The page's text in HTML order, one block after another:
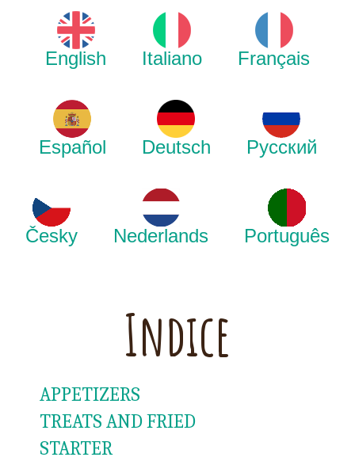
English Italiano Français
Español Deutsch Русский
Česky Nederlands Português
Indice
APPETIZERS
TREATS AND FRIED
STARTER